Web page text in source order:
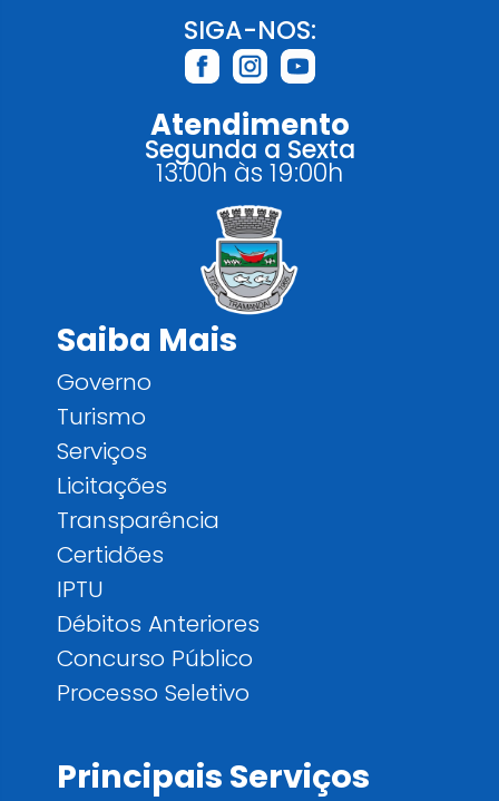
SIGA-NOS:
Atendimento
Segunda a Sexta
13:00h às 19:00h
Saiba Mais
Governo
Turismo
Serviços
Licitações
Transparência
Certidões
IPTU
Débitos Anteriores
Concurso Público
Processo Seletivo
Principais Serviços